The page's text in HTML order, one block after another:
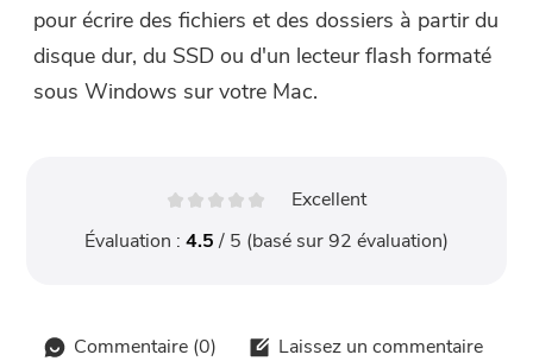
pour écrire des fichiers et des dossiers à partir du
disque dur, du SSD ou d'un lecteur flash formaté
sous Windows sur votre Mac.
Excellent
Évaluation : 4.5/ 5 (basé sur92 évaluation)
Commentaire (0) Laissez un commentaire